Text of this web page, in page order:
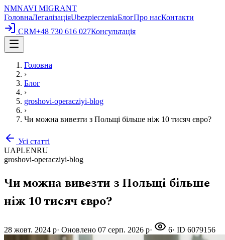
NMNAVI MIGRANT
ГоловнаЛегалізаціяUbezpieczeniaБлогПро насКонтакти
CRM+48 730 616 027Консультація
Головна
›
Блог
›
groshovi-operacziyi-blog
›
Чи можна вивезти з Польщі більше ніж 10 тисяч євро?
Усі статті
UAPLENRU
groshovi-operacziyi-blog
Чи можна вивезти з Польщі більше
ніж 10 тисяч євро?
28 жовт. 2024 р· Оновлено 07 серп. 2026 р· 6· ID 6079156